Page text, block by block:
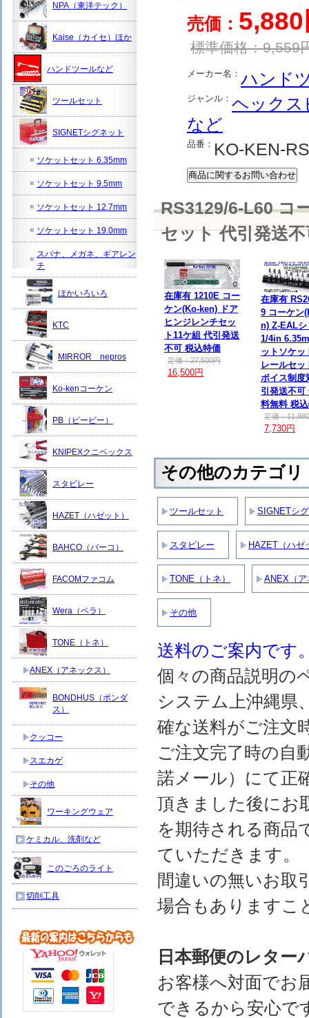
売価：
標準価格：9,559
メーカー名： ハンド
ジャンル： ヘックス
など
品番： KO-KEN-
RS3129/6-L60 コ
セット 代引発送
在庫有 1210E コー
ケン(Ko-ken) ドア
ヒンジレンチセッ
ト11ケ組 代引発送
不可 税込特価
定価：27,500円
16,500円
在庫有
9 コーケン
n) Z-EALシ
1/4in
ットソケッ
レールセッ
ボイス制度
引発送不可
料無料 税
定価：
7,730円
その他のカテゴリ
ツールセット SIGNETシ
スタビレー HAZET（ハゼ
TONE（トネ） ANEX（
その他
送料のご案内です
個々の商品説明の
システム上沖縄県
確な送料がご注文
ご注文完了時の自
諾メール）にて正
頂きました後にお
を期待される商品
ていただきます。
間違いの無いお取
場合もありますこ
日本郵便のレター
お客様へ対面でお
できるから安心で
NPA（東洋テック）
Kaise（カイセ）ほか
ハンドツールなど
ツールセット
SIGNETシグネット
ソケットセット 6.35mm
ソケットセット 9.5mm
ソケットセット 12.7mm
ソケットセット 19.0mm
スパナ、メガネ、ギアレン
チ
ほかいろいろ
KTC
MIRROR nepros
Ko-kenコーケン
PB（ピービー）
KNIPEXクニペックス
スタビレー
HAZET（ハゼット）
BAHCO（バーコ）
FACOMファコム
Wera（ベラ）
TONE（トネ）
ANEX（アネックス）
BONDHUS（ボンダ
ス）
クッコー
スエカゲ
その他
ワーキングウェア
ケミカル、洗剤など
このごろのライト
切削工具